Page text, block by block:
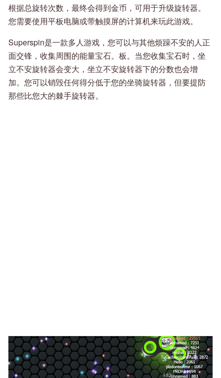
根据总旋转次数，最终会得到金币，可用于升级旋转器。
您需要使用平板电脑或带触摸屏的计算机来玩此游戏。
Superspin是一款多人游戏，您可以与其他烦躁不安的人正
面交锋，收集周围的能量宝石。板。当您收集宝石时，坐
立不安旋转器会变大，坐立不安旋转器下的分数也会增
加。您可以销毁任何得分低于您的坐骑旋转器，但要提防
那些比您大的棘手旋转器。